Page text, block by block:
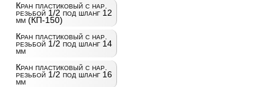
Кран пластиковый с нар.
резьбой 1/2 под шланг 12
мм (КП-150)
Кран пластиковый с нар.
резьбой 1/2 под шланг 14
мм
Кран пластиковый с нар.
резьбой 1/2 под шланг 16
мм